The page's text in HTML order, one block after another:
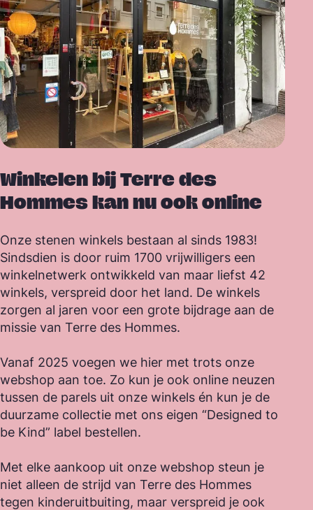
Winkelen bij Terre des
Hommes kan nu ook online
Onze stenen winkels bestaan al sinds 1983!
Sindsdien is door ruim 1700 vrijwilligers een
winkelnetwerk ontwikkeld van maar liefst 42
winkels, verspreid door het land. De winkels
zorgen al jaren voor een grote bijdrage aan de
missie van Terre des Hommes.
Vanaf 2025 voegen we hier met trots onze
webshop aan toe. Zo kun je ook online neuzen
tussen de parels uit onze winkels én kun je de
duurzame collectie met ons eigen “Designed to
be Kind” label bestellen.
Met elke aankoop uit onze webshop steun je
niet alleen de strijd van Terre des Hommes
tegen kinderuitbuiting, maar verspreid je ook